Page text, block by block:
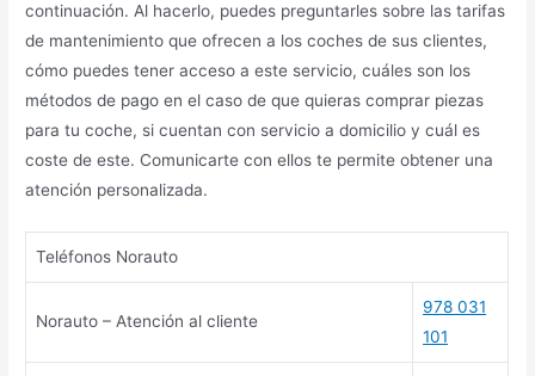
continuación. Al hacerlo, puedes preguntarles sobre las tarifas
de mantenimiento que ofrecen a los coches de sus clientes,
cómo puedes tener acceso a este servicio, cuáles son los
métodos de pago en el caso de que quieras comprar piezas
para tu coche, si cuentan con servicio a domicilio y cuál es
coste de este. Comunicarte con ellos te permite obtener una
atención personalizada.
Teléfonos Norauto
Norauto – Atención al cliente
978 031
101